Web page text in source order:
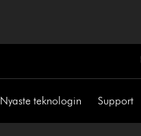
Nyaste teknologin Support